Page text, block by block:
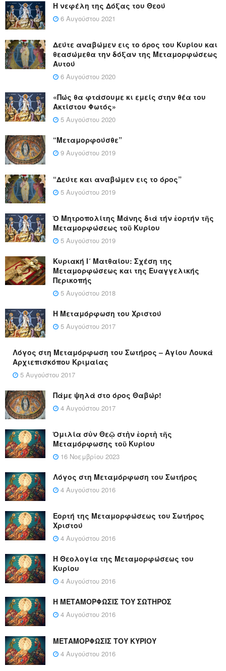
Η νεφέλη της Δόξας του Θεού
6 Αυγούστου 2021
Δεύτε αναβώμεν εις το όρος του Κυρίου και
θεασώμεθα την δόξαν της Μεταμορφώσεως
Αυτού
6 Αυγούστου 2020
«Πώς θα φτάσουμε κι εμείς στην θέα του
Ακτίστου Φωτός»
5 Αυγούστου 2020
“Μεταμορφούσθε”
9 Αυγούστου 2019
“Δεύτε και αναβώμεν εις το όρος”
5 Αυγούστου 2019
Ὁ Μητροπολίτης Μάνης διά τήν ἑορτήν τῆς
Μεταμορφώσεως τοῦ Κυρίου
5 Αυγούστου 2019
Κυριακή Ι´ Ματθαίου: Σχέση της
Μεταμορφώσεως και της Ευαγγελικής
Περικοπής
5 Αυγούστου 2018
Η Μεταμόρφωση του Χριστού
5 Αυγούστου 2017
Λόγος στη Μεταμόρφωση του Σωτήρος – Αγίου Λουκά
Αρχιεπισκόπου Κριμαίας
5 Αυγούστου 2017
Πάμε ψηλά στο όρος Θαβώρ!
4 Αυγούστου 2017
Ὁμιλία σὺν Θεῷ στὴν ἑορτὴ τῆς
Μεταμόρφωσης τοῦ Κυρίου
16 Νοεμβρίου 2023
Λόγος στη Μεταμόρφωση του Σωτήρος
4 Αυγούστου 2016
Εορτή της Μεταμορφώσεως του Σωτήρος
Χριστού
4 Αυγούστου 2016
Η Θεολογία της Μεταμορφώσεως του
Κυρίου
4 Αυγούστου 2016
Η ΜΕΤΑΜΟΡΦΩΣΙΣ ΤΟΥ ΣΩΤΗΡΟΣ
4 Αυγούστου 2016
ΜΕΤΑΜΟΡΦΩΣΙΣ ΤΟΥ ΚΥΡΙΟΥ
4 Αυγούστου 2016